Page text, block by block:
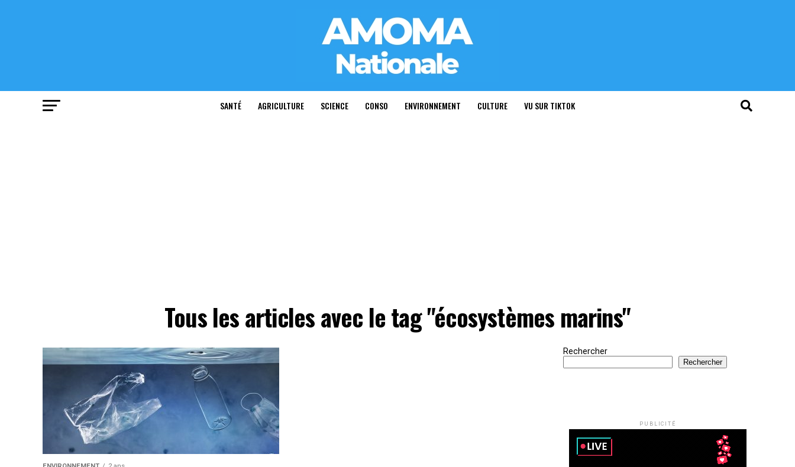
SANTÉ AGRICULTURE SCIENCE CONSO ENVIRONNEMENT CULTURE VU SUR TIKTOK
Tous les articles avec le tag "écosystèmes marins"
Rechercher
Rechercher
PUBLICITÉ